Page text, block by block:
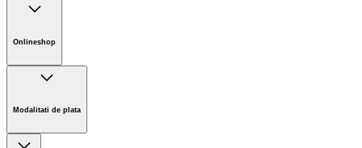
Onlineshop
Informații magazin online
Retur
Modalitati de plata